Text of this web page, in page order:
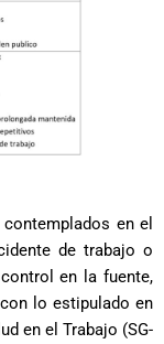
en el
de trabajo o
en la fuente,
lo estipulado en
en el Trabajo (SG-